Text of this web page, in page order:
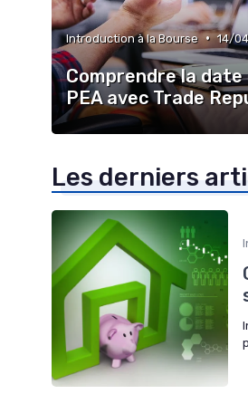
Introduction à la Bourse • 14/
Comprendre la date
PEA avec Trade
Les derniers